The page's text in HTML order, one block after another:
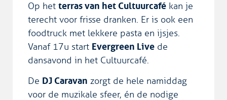
Op het terras van het Cultuurcafé kan je
terecht voor frisse dranken. Er is ook een
foodtruck met lekkere pasta en ijsjes.
Vanaf 17u start Evergreen Live de
dansavond in het Cultuurcafé.
De DJ Caravan zorgt de hele namiddag
voor de muzikale sfeer, én de nodige